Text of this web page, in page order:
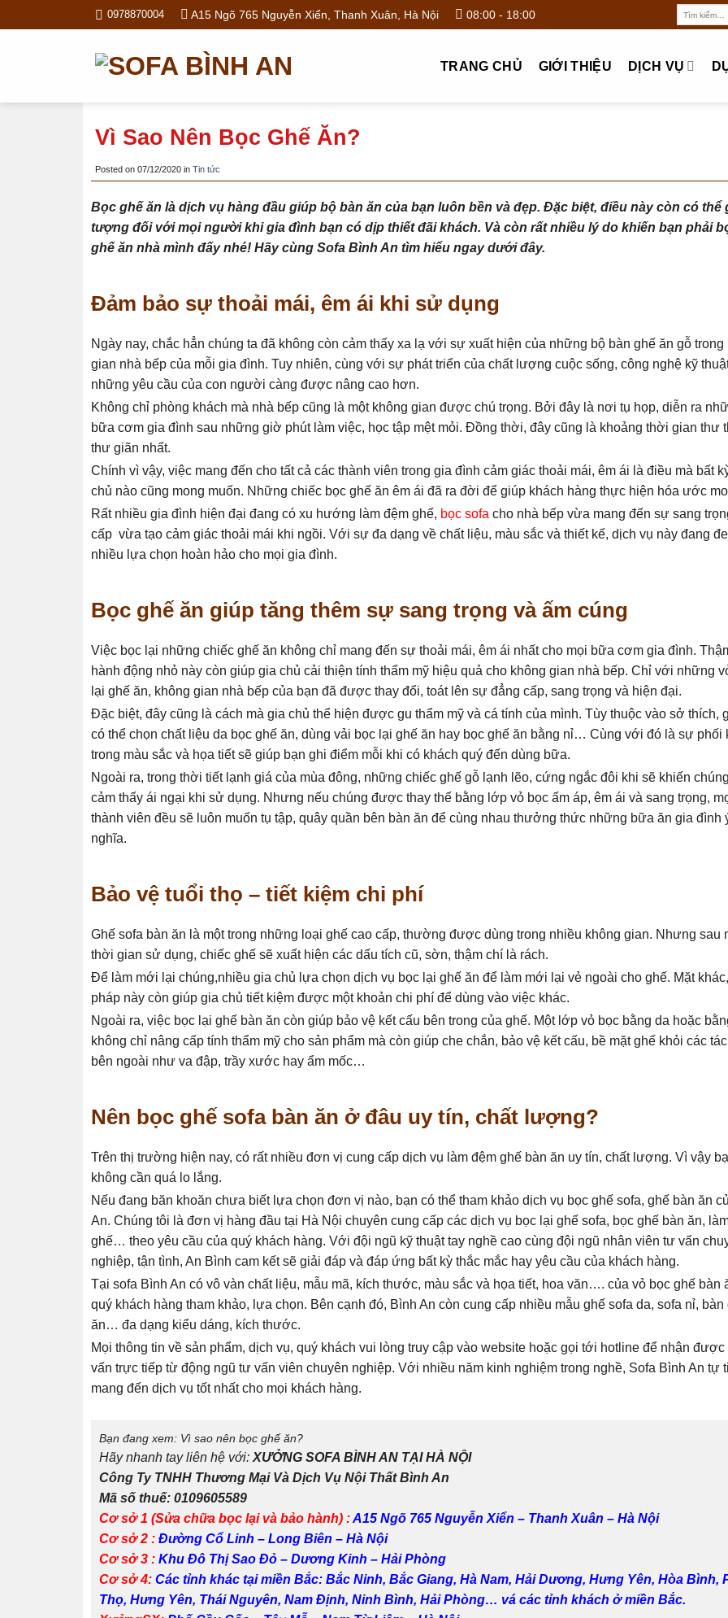
to
0978870004 A15 Ngõ 765 Nguyễn Xiển, Thanh Xuân, Hà Nội 08:00 - 18:00
TRANG CHỦ GIỚI THIỆU DỊCH VỤ
Vì Sao Nên Bọc Ghế Ăn?
Posted on 07/12/2020 in Tin tức
Bọc ghế ăn là dịch vụ hàng đầu giúp bộ bàn ăn của bạn luôn bền và đẹp. Đặc biệt, điều này còn có thể
tượng đối với mọi người khi gia đình bạn có dịp thiết đãi khách. Và còn rất nhiều lý do khiến bạn phải
ghế ăn nhà mình đấy nhé! Hãy cùng Sofa Bình An tìm hiểu ngay dưới đây.
Đảm bảo sự thoải mái, êm ái khi sử dụng
Ngày nay, chắc hẳn chúng ta đã không còn cảm thấy xa lạ với sự xuất hiện của những bộ bàn ghế ăn gỗ trong
gian nhà bếp của mỗi gia đình. Tuy nhiên, cùng với sự phát triển của chất lượng cuộc sống, công nghệ kỹ
những yêu cầu của con người càng được nâng cao hơn.
Không chỉ phòng khách mà nhà bếp cũng là một không gian được chú trọng. Bởi đây là nơi tụ họp, diễn ra
bữa cơm gia đình sau những giờ phút làm việc, học tập mệt mỏi. Đồng thời, đây cũng là khoảng thời gian thư
thư giãn nhất.
Chính vì vậy, việc mang đến cho tất cả các thành viên trong gia đình cảm giác thoải mái, êm ái là điều mà bất
chủ nào cũng mong muốn. Những chiếc bọc ghế ăn êm ái đã ra đời để giúp khách hàng thực hiện hóa ước
Rất nhiều gia đình hiện đại đang có xu hướng làm đệm ghế, bọc sofa cho nhà bếp vừa mang đến sự sang
cấp vừa tạo cảm giác thoải mái khi ngồi. Với sự đa dạng về chất liệu, màu sắc và thiết kế, dịch vụ này đang
nhiều lựa chọn hoàn hảo cho mọi gia đình.
Bọc ghế ăn giúp tăng thêm sự sang trọng và ấm cúng
Việc bọc lại những chiếc ghế ăn không chỉ mang đến sự thoải mái, êm ái nhất cho mọi bữa cơm gia đình.
hành động nhỏ này còn giúp gia chủ cải thiện tính thẩm mỹ hiệu quả cho không gian nhà bếp. Chỉ với những
lại ghế ăn, không gian nhà bếp của bạn đã được thay đổi, toát lên sự đẳng cấp, sang trọng và hiện đại.
Đặc biệt, đây cũng là cách mà gia chủ thể hiện được gu thẩm mỹ và cá tính của mình. Tùy thuộc vào sở thích,
có thể chọn chất liệu da bọc ghế ăn, dùng vải bọc lại ghế ăn hay bọc ghế ăn bằng nỉ… Cùng với đó là sự phối
trong màu sắc và họa tiết sẽ giúp bạn ghi điểm mỗi khi có khách quý đến dùng bữa.
Ngoài ra, trong thời tiết lạnh giá của mùa đông, những chiếc ghế gỗ lạnh lẽo, cứng ngắc đôi khi sẽ khiến
cảm thấy ái ngại khi sử dụng. Nhưng nếu chúng được thay thế bằng lớp vỏ bọc ấm áp, êm ái và sang trọng,
thành viên đều sẽ luôn muốn tụ tập, quây quần bên bàn ăn để cùng nhau thưởng thức những bữa ăn gia đình
nghĩa.
Bảo vệ tuổi thọ – tiết kiệm chi phí
Ghế sofa bàn ăn là một trong những loại ghế cao cấp, thường được dùng trong nhiều không gian. Nhưng sau
thời gian sử dụng, chiếc ghế sẽ xuất hiện các dấu tích cũ, sờn, thậm chí là rách.
Để làm mới lại chúng,nhiều gia chủ lựa chọn dịch vụ bọc lại ghế ăn để làm mới lại vẻ ngoài cho ghế. Mặt
pháp này còn giúp gia chủ tiết kiệm được một khoản chi phí để dùng vào việc khác.
Ngoài ra, việc bọc lại ghế bàn ăn còn giúp bảo vệ kết cấu bên trong của ghế. Một lớp vỏ bọc bằng da hoặc
không chỉ nâng cấp tính thẩm mỹ cho sản phẩm mà còn giúp che chắn, bảo vệ kết cấu, bề mặt ghế khỏi các
bên ngoài như va đập, trầy xước hay ẩm mốc…
Nên bọc ghế sofa bàn ăn ở đâu uy tín, chất lượng?
Trên thị trường hiện nay, có rất nhiều đơn vị cung cấp dịch vụ làm đệm ghế bàn ăn uy tín, chất lượng. Vì vậy
không cần quá lo lắng.
Nếu đang băn khoăn chưa biết lựa chọn đơn vị nào, bạn có thể tham khảo dịch vụ bọc ghế sofa, ghế bàn ăn
An. Chúng tôi là đơn vị hàng đầu tại Hà Nội chuyên cung cấp các dịch vụ bọc lại ghế sofa, bọc ghế bàn ăn,
ghế… theo yêu cầu của quý khách hàng. Với đội ngũ kỹ thuật tay nghề cao cùng đội ngũ nhân viên tư vấn
nghiệp, tận tình, An Bình cam kết sẽ giải đáp và đáp ứng bất kỳ thắc mắc hay yêu cầu của khách hàng.
Tại sofa Bình An có vô vàn chất liệu, mẫu mã, kích thước, màu sắc và họa tiết, hoa văn…. của vỏ bọc ghế bàn
quý khách hàng tham khảo, lựa chọn. Bên cạnh đó, Bình An còn cung cấp nhiều mẫu ghế sofa da, sofa nỉ, bàn
ăn… đa dạng kiểu dáng, kích thước.
Mọi thông tin về sản phẩm, dịch vụ, quý khách vui lòng truy cập vào website hoặc gọi tới hotline để nhận
vấn trực tiếp từ động ngũ tư vấn viên chuyên nghiệp. Với nhiều năm kinh nghiệm trong nghề, Sofa Bình An tự
mang đến dịch vụ tốt nhất cho mọi khách hàng.
Bạn đang xem: Vì sao nên bọc ghế ăn?
Hãy nhanh tay liên hệ với: XƯỞNG SOFA BÌNH AN TẠI HÀ NỘI
Công Ty TNHH Thương Mại Và Dịch Vụ Nội Thất Bình An
Mã số thuế: 0109605589
Cơ sở 1 (Sửa chữa bọc lại và bảo hành) :A15 Ngõ 765 Nguyễn Xiển – Thanh Xuân – Hà Nội
Cơ sở 2 : Đường Cổ Linh – Long Biên – Hà Nội
Cơ sở 3 : Khu Đô Thị Sao Đỏ – Dương Kinh – Hải Phòng
Cơ sở 4: Các tỉnh khác tại miền Bắc: Bắc Ninh, Bắc Giang, Hà Nam, Hải Dương, Hưng Yên, Hòa Bình,
Thọ, Hưng Yên, Thái Nguyên, Nam Định, Ninh Bình, Hải Phòng… vá các tỉnh khách ở miền Bắc.